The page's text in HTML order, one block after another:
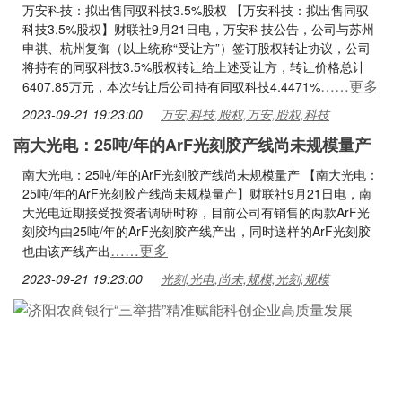
万安科技：拟出售同驭科技3.5%股权 【万安科技：拟出售同驭
科技3.5%股权】财联社9月21日电，万安科技公告，公司与苏州
申祺、杭州复御（以上统称“受让方”）签订股权转让协议，公司
将持有的同驭科技3.5%股权转让给上述受让方，转让价格总计
6407.85万元，本次转让后公司持有同驭科技4.4471%……更多
2023-09-21 19:23:00 万安,科技,股权,万安,股权,科技
南大光电：25吨/年的ArF光刻胶产线尚未规模量产
南大光电：25吨/年的ArF光刻胶产线尚未规模量产 【南大光电：
25吨/年的ArF光刻胶产线尚未规模量产】财联社9月21日电，南
大光电近期接受投资者调研时称，目前公司有销售的两款ArF光
刻胶均由25吨/年的ArF光刻胶产线产出，同时送样的ArF光刻胶
也由该产线产出……更多
2023-09-21 19:23:00 光刻,光电,尚未,规模,光刻,规模